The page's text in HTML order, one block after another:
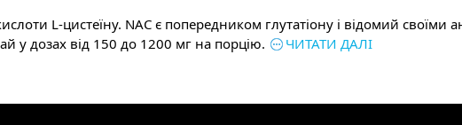
L-цистеїну. NAC є попередником глутатіону і відомий своїми
у дозах від 150 до 1200 мг на порцію.
ЧИТАТИ ДАЛІ